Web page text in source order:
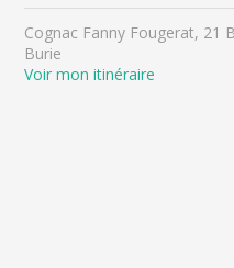
Cognac Fanny Fougerat, 21
Burie
Voir mon itinéraire